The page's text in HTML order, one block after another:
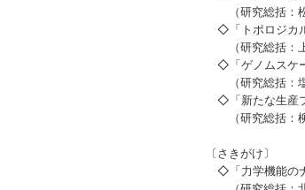
（研究総括：松
◇「トポロジカル
（研究総括：上
◇「ゲノムスケ
（研究総括：塩
◇「新たな生産プ
（研究総括：柳
〔さきがけ〕
◇「力学機能の